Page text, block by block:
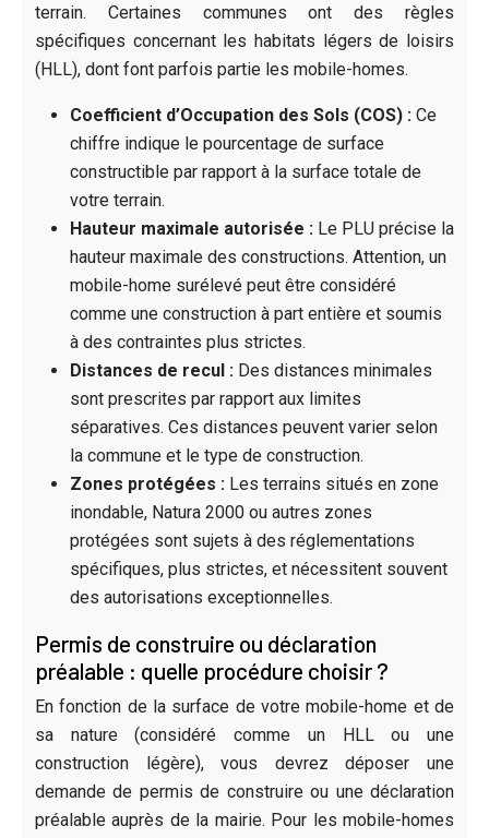
terrain. Certaines communes ont des règles
spécifiques concernant les habitats légers de loisirs
(HLL), dont font parfois partie les mobile-homes.
Coefficient d’Occupation des Sols (COS) : Ce
chiffre indique le pourcentage de surface
constructible par rapport à la surface totale de
votre terrain.
Hauteur maximale autorisée : Le PLU précise la
hauteur maximale des constructions. Attention, un
mobile-home surélevé peut être considéré
comme une construction à part entière et soumis
à des contraintes plus strictes.
Distances de recul : Des distances minimales
sont prescrites par rapport aux limites
séparatives. Ces distances peuvent varier selon
la commune et le type de construction.
Zones protégées : Les terrains situés en zone
inondable, Natura 2000 ou autres zones
protégées sont sujets à des réglementations
spécifiques, plus strictes, et nécessitent souvent
des autorisations exceptionnelles.
Permis de construire ou déclaration
préalable : quelle procédure choisir ?
En fonction de la surface de votre mobile-home et de
sa nature (considéré comme un HLL ou une
construction légère), vous devrez déposer une
demande de permis de construire ou une déclaration
préalable auprès de la mairie. Pour les mobile-homes